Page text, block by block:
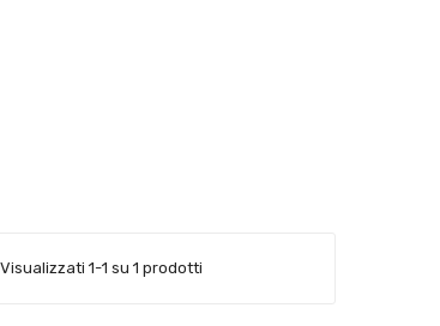
Visualizzati 1-1 su 1 prodotti